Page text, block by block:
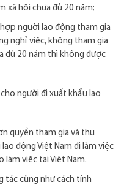
xã hội chưa đủ 20 năm;
người lao động tham gia
nghỉ việc, không tham gia
đủ 20 năm thì không được
người đi xuất khẩu lao
quyền tham gia và thụ
động Việt Nam đi làm việc
làm việc tại Việt Nam.
tác cũng như cách tính